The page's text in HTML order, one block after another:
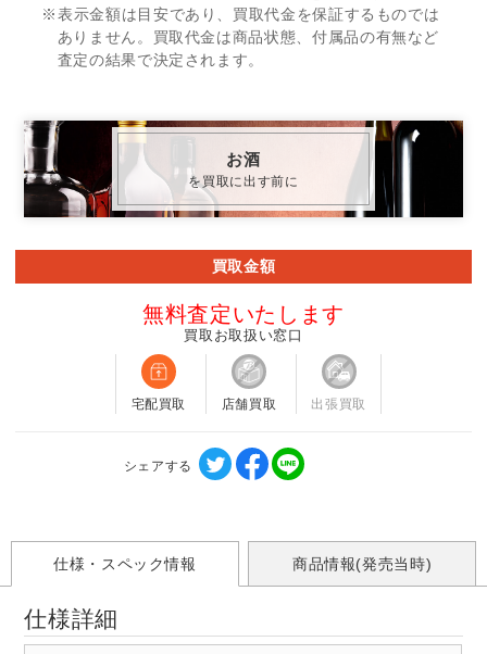
※表示金額は目安であり、買取代金を保証するものでは
ありません。買取代金は商品状態、付属品の有無など
査定の結果で決定されます。
お酒
を買取に出す前に
買取金額
無料査定いたします
買取お取扱い窓口
宅配買取 店舗買取 出張買取
シェアする
仕様・スペック情報 商品情報(発売当時)
仕様詳細